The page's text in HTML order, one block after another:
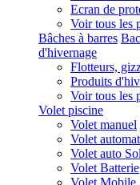
Ecran de
Voir tous les
Bâches à barres
d'hivernage
Flotteurs,
Produits
Voir tous les
Volet piscine
Volet manuel
Volet
Volet auto
Volet Batterie
Volet Mobile